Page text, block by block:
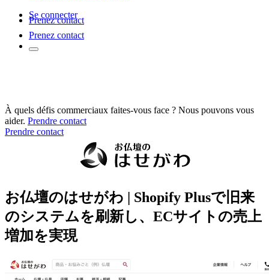
Se connecter
Prenez contact
Prenez contact
À quels défis commerciaux faites-vous face ? Nous pouvons vous
aider. Prendre contact
Prendre contact
お仏壇のはせがわ | Shopify Plusで旧来
のシステムを刷新し、ECサイトの売上
増加を実現